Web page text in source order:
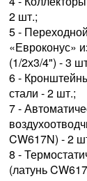
2 шт.;
5 -
«Евроконус»
(1/2х3/4") - 3
6 -
стали - 2 шт.;
7 -
CW617N) - 2
8 -
(латунь